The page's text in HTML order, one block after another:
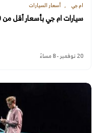
ام جي أسعار السيارات
سيارات ام جي بأسعار أقل من 100 ألف رس “تحديثات نوفمبر 2024”
20 نوفمبر - 8 مساءً